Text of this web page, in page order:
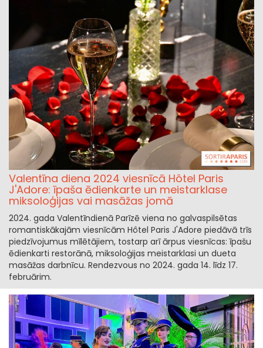
Valentīna diena 2024 viesnīcā Hôtel Paris
J'Adore: īpaša ēdienkarte un meistarklase
miksoloģijas vai masāžas jomā
2024. gada Valentīndienā Parīzē viena no galvaspilsētas
romantiskākajām viesnīcām Hôtel Paris J'Adore piedāvā trīs
piedzīvojumus mīlētājiem, tostarp arī ārpus viesnīcas: īpašu
ēdienkarti restorānā, miksoloģijas meistarklasi un dueta
masāžas darbnīcu. Rendezvous no 2024. gada 14. līdz 17.
februārim.